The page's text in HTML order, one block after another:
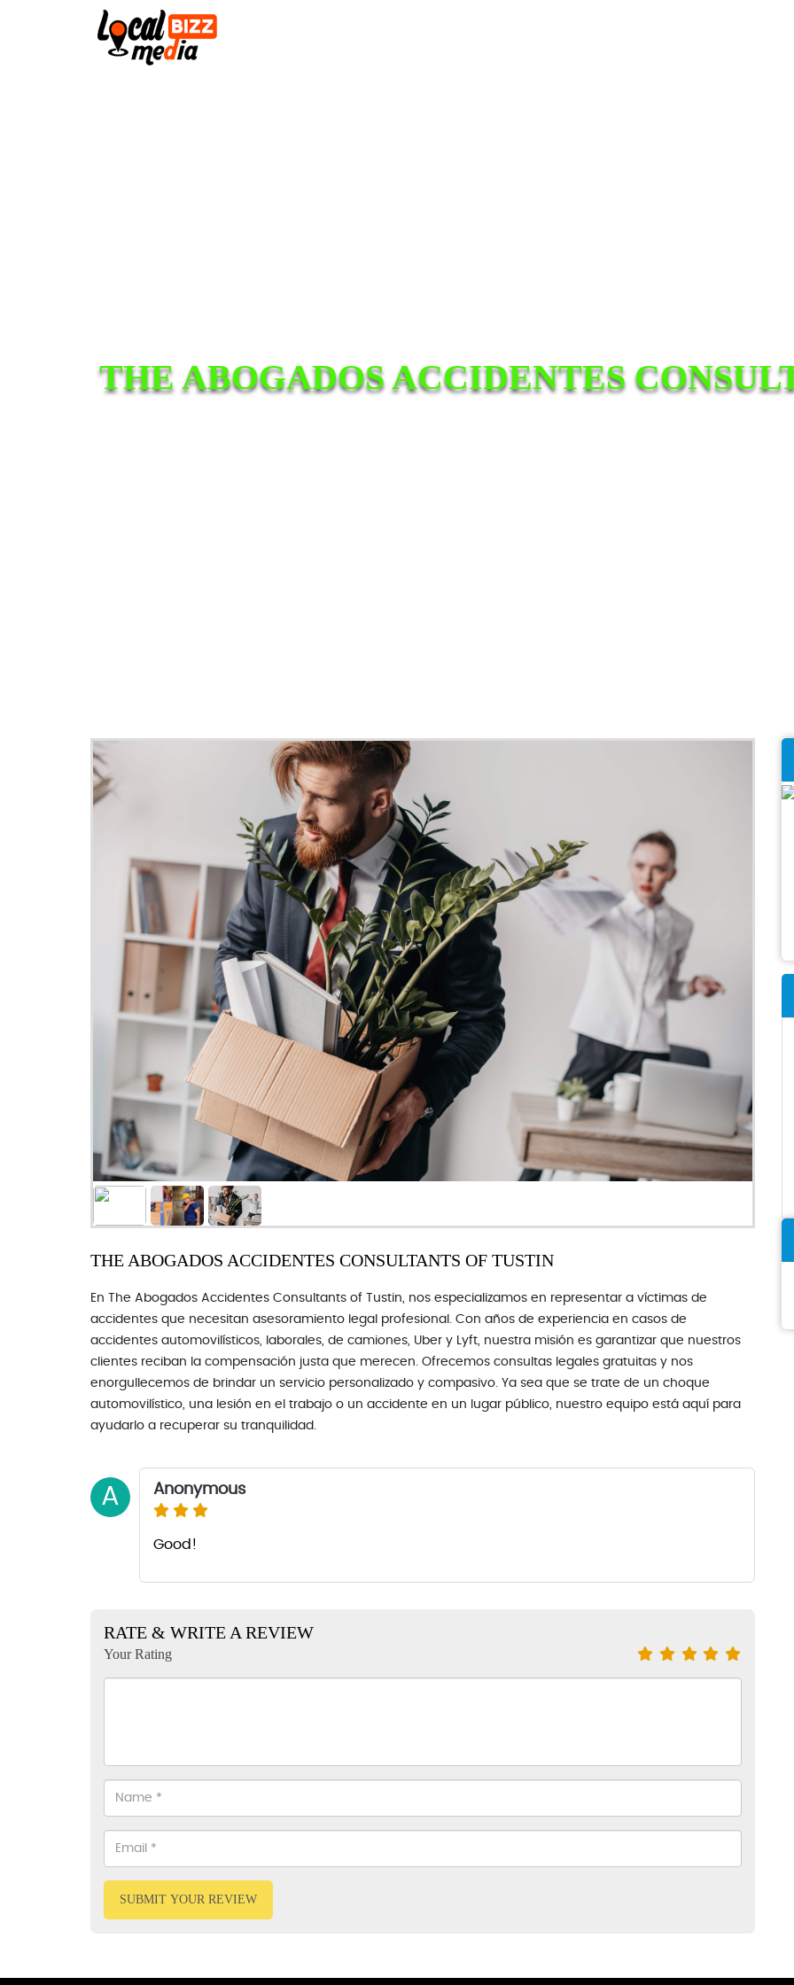
THE ABOGADOS ACCIDENTES
THE ABOGADOS ACCIDENTES CONSULTANTS OF TUSTIN
En The Abogados Accidentes Consultants of Tustin, nos especializamos en representar a víctimas de
accidentes que necesitan asesoramiento legal profesional. Con años de experiencia en casos de
accidentes automovilísticos, laborales, de camiones, Uber y Lyft, nuestra misión es garantizar que nuestros
clientes reciban la compensación justa que merecen. Ofrecemos consultas legales gratuitas y nos
enorgullecemos de brindar un servicio personalizado y compasivo. Ya sea que se trate de un choque
automovilístico, una lesión en el trabajo o un accidente en un lugar público, nuestro equipo está aquí para
ayudarlo a recuperar su tranquilidad.
A Anonymous
Good!
RATE & WRITE A REVIEW
Your Rating
SUBMIT YOUR REVIEW